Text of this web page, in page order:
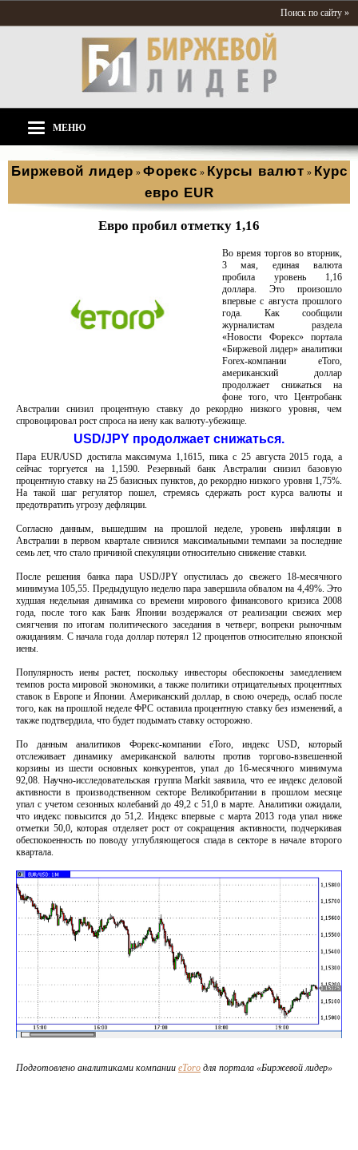
Поиск по сайту »
МЕНЮ
Биржевой лидер » Форекс » Курсы валют » Курс
евро EUR
Евро пробил отметку 1,16
Во время торгов во вторник,
3 мая, единая валюта
пробила уровень 1,16
доллара. Это произошло
впервые с августа прошлого
года. Как сообщили
журналистам раздела
«Новости Форекс» портала
«Биржевой лидер» аналитики
Forex-компании eToro,
американский доллар
продолжает снижаться на
фоне того, что Центробанк
Австралии снизил процентную ставку до рекордно низкого уровня, чем
спровоцировал рост спроса на иену как валюту-убежище.
USD/JPY продолжает снижаться.
Пара EUR/USD достигла максимума 1,1615, пика с 25 августа 2015 года, а
сейчас торгуется на 1,1590. Резервный банк Австралии снизил базовую
процентную ставку на 25 базисных пунктов, до рекордно низкого уровня 1,75%.
На такой шаг регулятор пошел, стремясь сдержать рост курса валюты и
предотвратить угрозу дефляции.
Согласно данным, вышедшим на прошлой неделе, уровень инфляции в
Австралии в первом квартале снизился максимальными темпами за последние
семь лет, что стало причиной спекуляции относительно снижение ставки.
После решения банка пара USD/JPY опустилась до свежего 18-месячного
минимума 105,55. Предыдущую неделю пара завершила обвалом на 4,49%. Это
худшая недельная динамика со времени мирового финансового кризиса 2008
года, после того как Банк Японии воздержался от реализации свежих мер
смягчения по итогам политического заседания в четверг, вопреки рыночным
ожиданиям. С начала года доллар потерял 12 процентов относительно японской
иены.
Популярность иены растет, поскольку инвесторы обеспокоены замедлением
темпов роста мировой экономики, а также политики отрицательных процентных
ставок в Европе и Японии. Американский доллар, в свою очередь, ослаб после
того, как на прошлой неделе ФРС оставила процентную ставку без изменений, а
также подтвердила, что будет подымать ставку осторожно.
По данным аналитиков Форекс-компании eToro, индекс USD, который
отслеживает динамику американской валюты против торгово-взвешенной
корзины из шести основных конкурентов, упал до 16-месячного минимума
92,08. Научно-исследовательская группа Markit заявила, что ее индекс деловой
активности в производственном секторе Великобритании в прошлом месяце
упал с учетом сезонных колебаний до 49,2 с 51,0 в марте. Аналитики ожидали,
что индекс повысится до 51,2. Индекс впервые с марта 2013 года упал ниже
отметки 50,0, которая отделяет рост от сокращения активности, подчеркивая
обеспокоенность по поводу углубляющегося спада в секторе в начале второго
квартала.
Подготовлено аналитиками компании eToro для портала «Биржевой лидер»